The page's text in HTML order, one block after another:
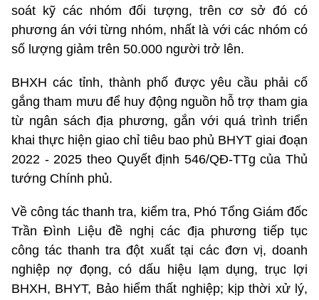
soát kỹ các nhóm đối tượng, trên cơ sở đó có
phương án với từng nhóm, nhất là với các nhóm có
số lượng giảm trên 50.000 người trở lên.
BHXH các tỉnh, thành phố được yêu cầu phải cố
gắng tham mưu để huy động nguồn hỗ trợ tham gia
từ ngân sách địa phương, gắn với quá trình triển
khai thực hiện giao chỉ tiêu bao phủ BHYT giai đoạn
2022 - 2025 theo Quyết định 546/QĐ-TTg của Thủ
tướng Chính phủ.
Về công tác thanh tra, kiểm tra, Phó Tổng Giám đốc
Trần Đình Liệu đề nghị các địa phương tiếp tục
công tác thanh tra đột xuất tại các đơn vị, doanh
nghiệp nợ đọng, có dấu hiệu lạm dụng, trục lợi
BHXH, BHYT, Bảo hiểm thất nghiệp; kịp thời xử lý,